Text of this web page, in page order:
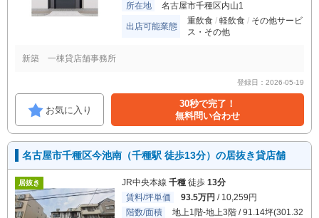
所在地
名古屋市千種区内山1
出店可能業態
重飲食 軽飲食
その他サービ
ス・その他
新築 一棟貸店舗事務所
登録日：2026-05-19
お気に入り
30秒で完了！
無料問い合わせ
名古屋市千種区今池南（千種駅 徒歩13分）の居抜き貸店舗
居抜き JR中央本線 千種 徒歩 13分
賃料/坪単価
93.5万円 / 10,259円
階数/面積
地上1階-地上3階 / 91.14坪(301.32